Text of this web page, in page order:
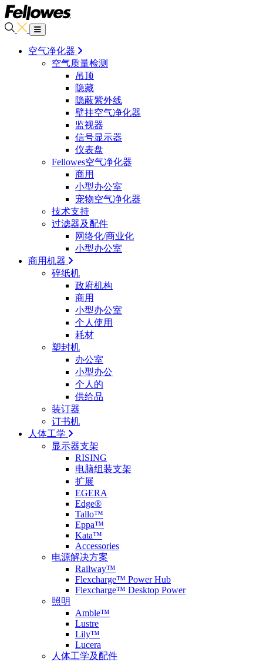
空气净化器
空气质量检测
吊顶
隐藏
隐蔽紫外线
壁挂空气净化器
监视器
信号显示器
仪表盘
Fellowes空气净化器
商用
小型办公室
宠物空气净化器
技术支持
过滤器及配件
网络化/商业化
小型办公室
商用机器
碎纸机
政府机构
商用
小型办公室
个人使用
耗材
塑封机
办公室
小型办公
个人的
供给品
装订器
订书机
人体工学
显示器支架
RISING
电脑组装支架
扩展
EGERA
Edge®
Tallo™
Eppa™
Kata™
Accessories
电源解决方案
Railway™
Flexcharge™ Power Hub
Flexcharge™ Desktop Power
照明
Amble™
Lustre
Lily™
Lucera
人体工学及配件